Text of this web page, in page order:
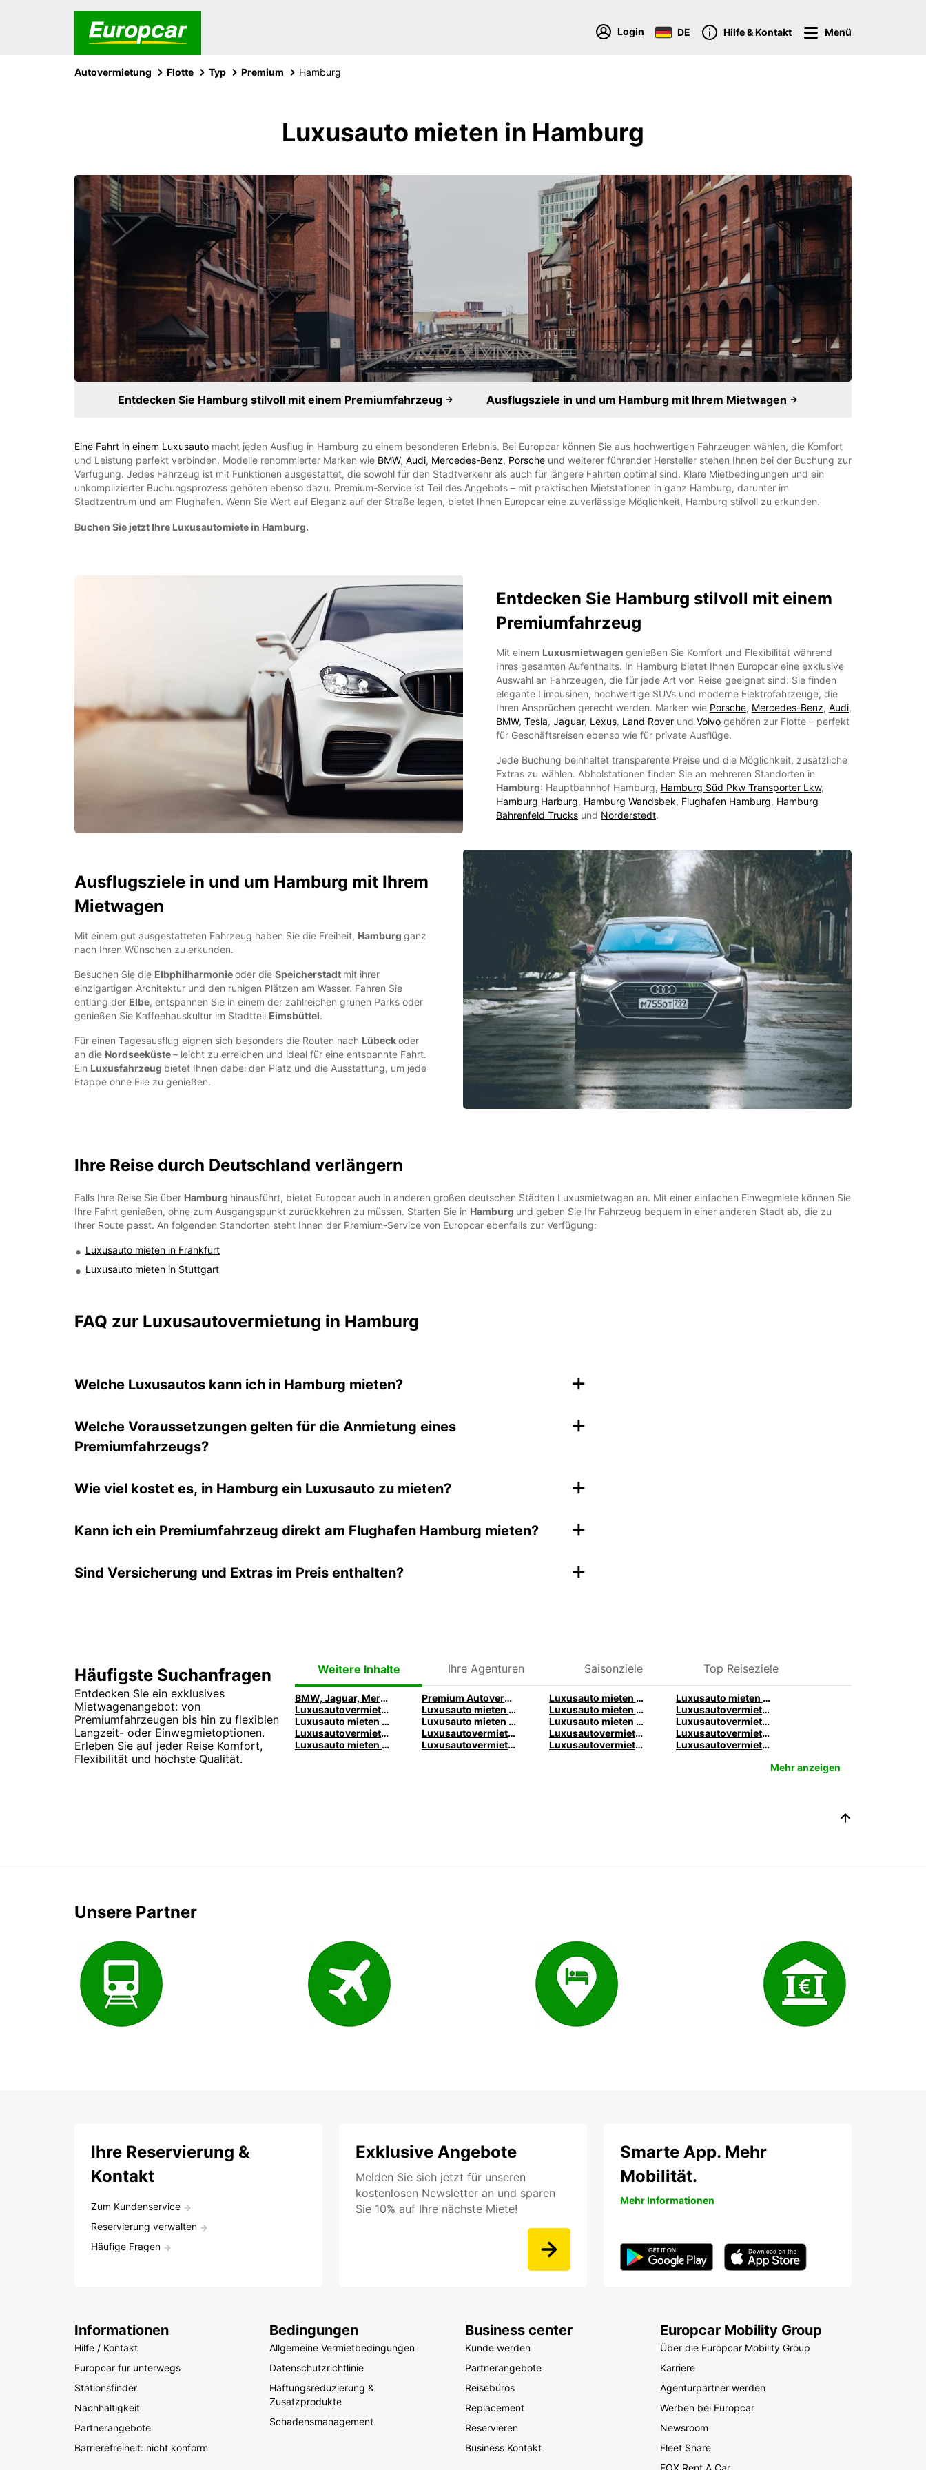
Login DE Hilfe & Kontakt Menü
Autovermietung Flotte Typ Premium Hamburg
Luxusauto mieten in Hamburg
Entdecken Sie Hamburg stilvoll mit einem Premiumfahrzeug Ausflugsziele in und um Hamburg mit Ihrem Mietwagen
Eine Fahrt in einem Luxusauto macht jeden Ausflug in Hamburg zu einem besonderen Erlebnis. Bei Europcar können Sie aus hochwertigen Fahrzeugen wählen, die Komfort
und Leistung perfekt verbinden. Modelle renommierter Marken wie BMW, Audi, Mercedes-Benz, Porsche und weiterer führender Hersteller stehen Ihnen bei der Buchung zur
Verfügung. Jedes Fahrzeug ist mit Funktionen ausgestattet, die sowohl für den Stadtverkehr als auch für längere Fahrten optimal sind. Klare Mietbedingungen und ein
unkomplizierter Buchungsprozess gehören ebenso dazu. Premium-Service ist Teil des Angebots – mit praktischen Mietstationen in ganz Hamburg, darunter im
Stadtzentrum und am Flughafen. Wenn Sie Wert auf Eleganz auf der Straße legen, bietet Ihnen Europcar eine zuverlässige Möglichkeit, Hamburg stilvoll zu erkunden.
Buchen Sie jetzt Ihre Luxusauto­miete in Hamburg.
Entdecken Sie Hamburg stilvoll mit einem
Premiumfahrzeug
Mit einem Luxusmietwagen genießen Sie Komfort und Flexibilität während
Ihres gesamten Aufenthalts. In Hamburg bietet Ihnen Europcar eine exklusive
Auswahl an Fahrzeugen, die für jede Art von Reise geeignet sind. Sie finden
elegante Limousinen, hochwertige SUVs und moderne Elektrofahrzeuge, die
Ihren Ansprüchen gerecht werden. Marken wie Porsche, Mercedes-Benz, Audi,
BMW, Tesla, Jaguar, Lexus, Land Rover und Volvo gehören zur Flotte – perfekt
für Geschäftsreisen ebenso wie für private Ausflüge.
Jede Buchung beinhaltet transparente Preise und die Möglichkeit, zusätzliche
Extras zu wählen. Abholstationen finden Sie an mehreren Standorten in
Hamburg: Hauptbahnhof Hamburg, Hamburg Süd Pkw Transporter Lkw,
Hamburg Harburg, Hamburg Wandsbek, Flughafen Hamburg, Hamburg
Bahrenfeld Trucks und Norderstedt.
Ausflugsziele in und um Hamburg mit Ihrem
Mietwagen
Mit einem gut ausgestatteten Fahrzeug haben Sie die Freiheit, Hamburg ganz
nach Ihren Wünschen zu erkunden.
Besuchen Sie die Elbphilharmonieoder die Speicherstadt mit ihrer
einzigartigen Architektur und den ruhigen Plätzen am Wasser. Fahren Sie
entlang der Elbe, entspannen Sie in einem der zahlreichen grünen Parks oder
genießen Sie Kaffeehauskultur im Stadtteil Eimsbüttel.
Für einen Tagesausflug eignen sich besonders die Routen nach Lübeckoder
an die Nordseeküste– leicht zu erreichen und ideal für eine entspannte Fahrt.
Ein Luxusfahrzeug bietet Ihnen dabei den Platz und die Ausstattung, um jede
Etappe ohne Eile zu genießen.
Ihre Reise durch Deutschland verlängern
Falls Ihre Reise Sie über Hamburg hinausführt, bietet Europcar auch in anderen großen deutschen Städten Luxusmietwagen an. Mit einer einfachen Einwegmiete können Sie
Ihre Fahrt genießen, ohne zum Ausgangspunkt zurückkehren zu müssen. Starten Sie in Hamburg und geben Sie Ihr Fahrzeug bequem in einer anderen Stadt ab, die zu
Ihrer Route passt. An folgenden Standorten steht Ihnen der Premium-Service von Europcar ebenfalls zur Verfügung:
Luxusauto mieten in Frankfurt
Luxusauto mieten in Stuttgart
FAQ zur Luxusautovermietung in Hamburg
Welche Luxusautos kann ich in Hamburg mieten? +
Welche Voraussetzungen gelten für die Anmietung eines
Premiumfahrzeugs?
+
Wie viel kostet es, in Hamburg ein Luxusauto zu mieten? +
Kann ich ein Premiumfahrzeug direkt am Flughafen Hamburg mieten? +
Sind Versicherung und Extras im Preis enthalten? +
Häufigste Suchanfragen
Entdecken Sie ein exklusives
Mietwagenangebot: von
Premiumfahrzeugen bis hin zu flexiblen
Langzeit- oder Einwegmietoptionen.
Erleben Sie auf jeder Reise Komfort,
Flexibilität und höchste Qualität.
Weitere Inhalte Ihre Agenturen Saisonziele Top Reiseziele
BMW, Jaguar, Mercedes | Premium Autos mieten| Europcar Premium Autovermietung Luxusauto mieten in Stuttgart – Premiumfahrzeuge von Europcar
Luxusauto mieten in Frankfurt – Premiumfahrzeuge von Europcar
Luxusautovermietung Manchester – Premiumfahrzeuge von Europcar
Luxusauto mieten in Birmingham – Premiumfahrzeuge von Europcar Luxusauto mieten in London – Premiumfahrzeuge von Europcar
Luxusautovermietung Teneriffa – Premium-Fahrzeuge bei Europcar
Luxusauto mieten in Paris – Premiumfahrzeuge von Europcar
Luxusauto mieten in Lyon – Premiumfahrzeuge von Europcar Luxusauto mieten in Marseille – Premiumfahrzeuge von Europcar
Luxusautovermietung in Sydney – Premiumfahrzeuge von Europcar
Luxusautovermietung in Melbourne – Premiumfahrzeuge von Europcar
Luxusautovermietung Brisbane – Premiumfahrzeuge von Europcar Luxusautovermietung Christchurch – Premiumfahrzeuge von Europcar
Luxusautovermietung Auckland – Premiumfahrzeuge von Europcar
Luxusauto mieten in Queenstown – Premiumfahrzeuge von Europcar
Luxusautovermietung in Rom – Premiumfahrzeuge von Europcar Luxusautovermietung in Mailand – Premiumfahrzeuge von Europcar
Luxusautovermietung in Neapel – Premiumfahrzeuge von Europcar
Mehr anzeigen
Unsere Partner
Ihre Reservierung &
Kontakt
Zum Kundenservice
Reservierung verwalten
Häufige Fragen
Exklusive Angebote
Melden Sie sich jetzt für unseren
kostenlosen Newsletter an und sparen
Sie 10% auf Ihre nächste Miete!
Smarte App. Mehr
Mobilität.
Mehr Informationen
Informationen
Hilfe / Kontakt
Europcar für unterwegs
Stationsfinder
Nachhaltigkeit
Partnerangebote
Barrierefreiheit: nicht konform
Bedingungen
Allgemeine Vermietbedingungen
Datenschutzrichtlinie
Haftungsreduzierung &
Zusatzprodukte
Schadensmanagement
Business center
Kunde werden
Partnerangebote
Reisebüros
Replacement
Reservieren
Business Kontakt
Europcar Mobility Group
Über die Europcar Mobility Group
Karriere
Agenturpartner werden
Werben bei Europcar
Newsroom
Fleet Share
FOX Rent A Car